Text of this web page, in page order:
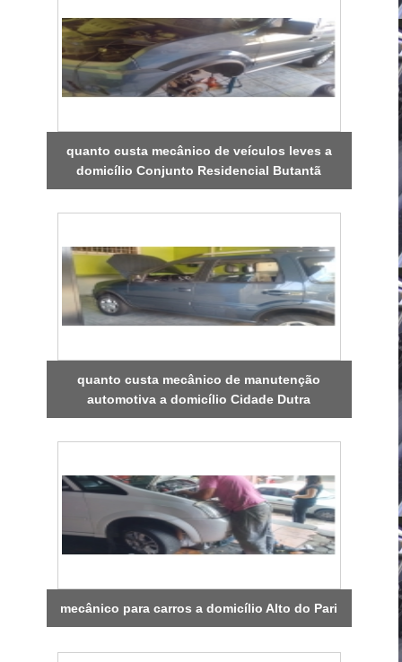
quanto custa mecânico de veículos leves a
domicílio Conjunto Residencial Butantã
quanto custa mecânico de manutenção
automotiva a domicílio Cidade Dutra
mecânico para carros a domicílio Alto do Pari